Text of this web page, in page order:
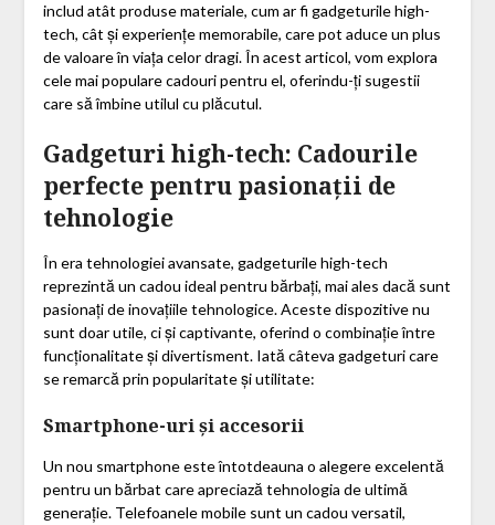
includ atât produse materiale, cum ar fi gadgeturile high-
tech, cât și experiențe memorabile, care pot aduce un plus
de valoare în viața celor dragi. În acest articol, vom explora
cele mai populare cadouri pentru el, oferindu-ți sugestii
care să îmbine utilul cu plăcutul.
Gadgeturi high-tech: Cadourile
perfecte pentru pasionații de
tehnologie
În era tehnologiei avansate, gadgeturile high-tech
reprezintă un cadou ideal pentru bărbați, mai ales dacă sunt
pasionați de inovațiile tehnologice. Aceste dispozitive nu
sunt doar utile, ci și captivante, oferind o combinație între
funcționalitate și divertisment. Iată câteva gadgeturi care
se remarcă prin popularitate și utilitate:
Smartphone-uri și accesorii
Un nou smartphone este întotdeauna o alegere excelentă
pentru un bărbat care apreciază tehnologia de ultimă
generație. Telefoanele mobile sunt un cadou versatil,